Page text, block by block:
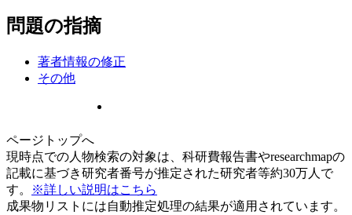
問題の指摘
著者情報の修正
その他
ページトップへ
現時点での人物検索の対象は、科研費報告書やresearchmapの
記載に基づき研究者番号が推定された研究者等約30万人で
す。
※詳しい説明はこちら
成果物リストには自動推定処理の結果が適用されています。